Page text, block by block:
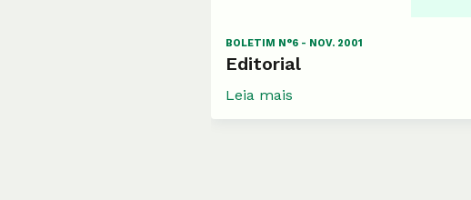
BOLETIM N°6 - NOV. 2001
Editorial
Leia mais